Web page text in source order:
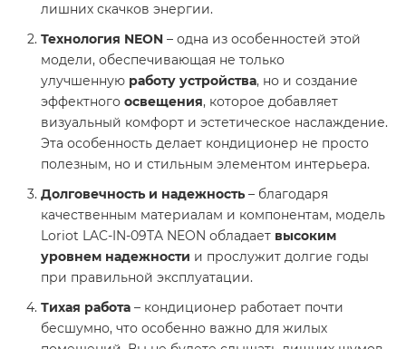
лишних скачков энергии.
Технология NEON – одна из особенностей этой
модели, обеспечивающая не только
улучшенную работу устройства, но и создание
эффектного освещения, которое добавляет
визуальный комфорт и эстетическое наслаждение.
Эта особенность делает кондиционер не просто
полезным, но и стильным элементом интерьера.
Долговечность и надежность – благодаря
качественным материалам и компонентам, модель
Loriot LAC-IN-09TA NEON обладает высоким
уровнем надежности и прослужит долгие годы
при правильной эксплуатации.
Тихая работа – кондиционер работает почти
бесшумно, что особенно важно для жилых